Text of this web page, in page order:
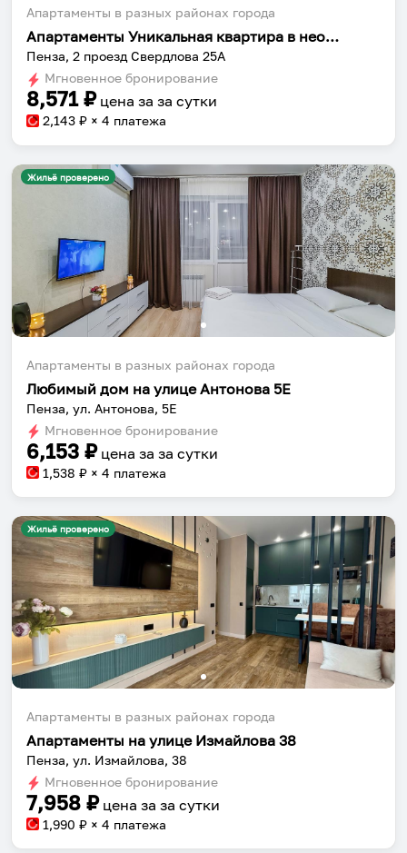
Апартаменты в разных районах города
Апартаменты Уникальная квартира в необычном месте!
Пенза, 2 проезд Свердлова 25А
Мгновенное бронирование
8,571₽ цена за за сутки
2,143 ₽ × 4 платежа
Жильё проверено
Апартаменты в разных районах города
Любимый дом на улице Антонова 5Е
Пенза, ул. Антонова, 5Е
Мгновенное бронирование
6,153 ₽ цена за за сутки
1,538 ₽ × 4 платежа
Жильё проверено
Апартаменты в разных районах города
Апартаменты на улице Измайлова 38
Пенза, ул. Измайлова, 38
Мгновенное бронирование
7,958 ₽ цена за за сутки
1,990 ₽ × 4 платежа